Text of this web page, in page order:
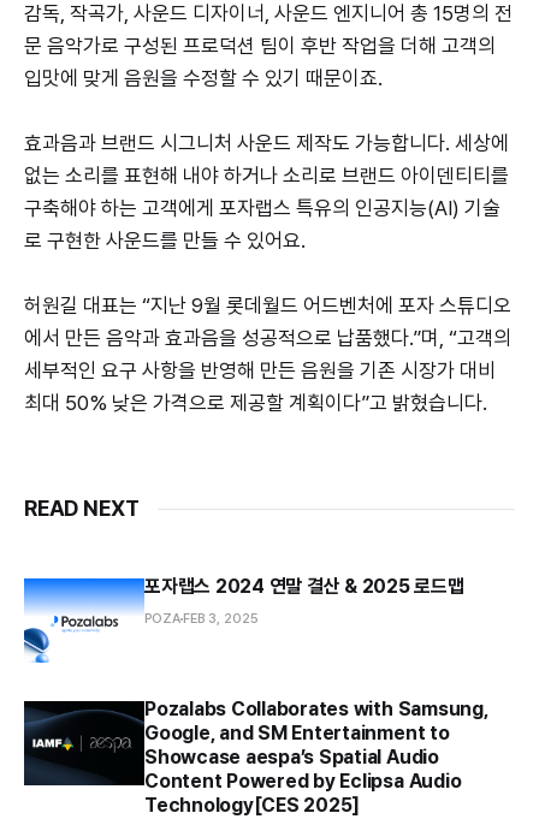
감독, 작곡가, 사운드 디자이너, 사운드 엔지니어 총 15명의 전
문 음악가로 구성된 프로덕션 팀이 후반 작업을 더해 고객의
입맛에 맞게 음원을 수정할 수 있기 때문이죠.
효과음과 브랜드 시그니처 사운드 제작도 가능합니다. 세상에
없는 소리를 표현해 내야 하거나 소리로 브랜드 아이덴티티를
구축해야 하는 고객에게 포자랩스 특유의 인공지능(AI) 기술
로 구현한 사운드를 만들 수 있어요.
허원길 대표는 “지난 9월 롯데월드 어드벤처에 포자 스튜디오
에서 만든 음악과 효과음을 성공적으로 납품했다.”며, “고객의
세부적인 요구 사항을 반영해 만든 음원을 기존 시장가 대비
최대 50% 낮은 가격으로 제공할 계획이다”고 밝혔습니다.
READ NEXT
포자랩스 2024 연말 결산 & 2025 로드맵
POZA FEB 3, 2025
Pozalabs Collaborates with Samsung,
Google, and SM Entertainment to
Showcase aespa’s Spatial Audio
Content Powered by Eclipsa Audio
Technology[CES 2025]